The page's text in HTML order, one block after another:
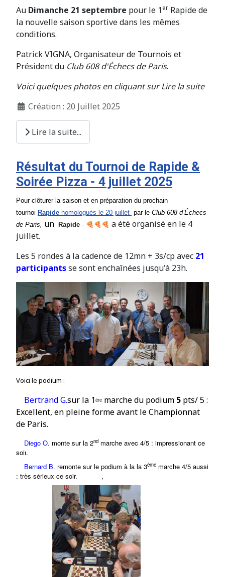
Au Dimanche 21 septembre pour le 1er Rapide de
la nouvelle saison sportive dans les mêmes
conditions.
Patrick VIGNA, Organisateur de Tournois et
Président du Club 608 d'Échecs de Paris.
Voici quelques photos en cliquant sur Lire la suite
Création : 20 Juillet 2025
Lire la suite...
Résultat du Tournoi de Rapide &
Soirée Pizza - 4 juillet 2025
Pour clôturer la saison et en préparation du prochain
tournoi Rapide homologués le 20 juillet par le Club 608d’Échecs
de Paris, un Rapide -
a été organisé en le 4
juillet.
Les 5 rondes à la cadence de 12mn + 3s/cp avec 21
participantsse sont enchaînées jusqu'à 23h.
Voici le podium :
Bertrand G.sur la 1ère marche du podium 5 pts/ 5 :
Excellent, en pleine forme avant le Championnat
de Paris.
Diego O. monte sur la 2nd marche avec 4/5 : impressionant ce
soir.
Bernard B. remonte sur le podium à la la 3ème marche 4/5 aussi
: très sérieux ce soir. ,